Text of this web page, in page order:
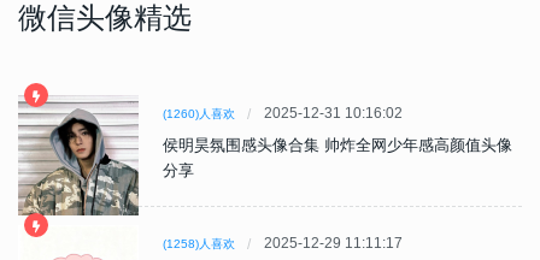
微信头像精选
(1260)人喜欢 2025-12-31 10:16:02
侯明昊氛围感头像合集 帅炸全网少年感高颜值头像
分享
(1258)人喜欢 2025-12-29 11:11:17